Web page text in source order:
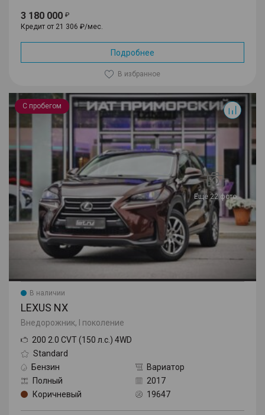
3 180 000
Кредит от 21 306 ₽/мес.
Подробнее
В избранное
С пробегом
Еще 22 фото
NX
В наличии
LEXUS NX
Внедорожник, I поколение
200 2.0 CVT (150 л.с.) 4WD
Standard
Бензин
Вариатор
Полный
2017
Коричневый
19647